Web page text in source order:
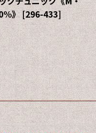
》 [296-433]